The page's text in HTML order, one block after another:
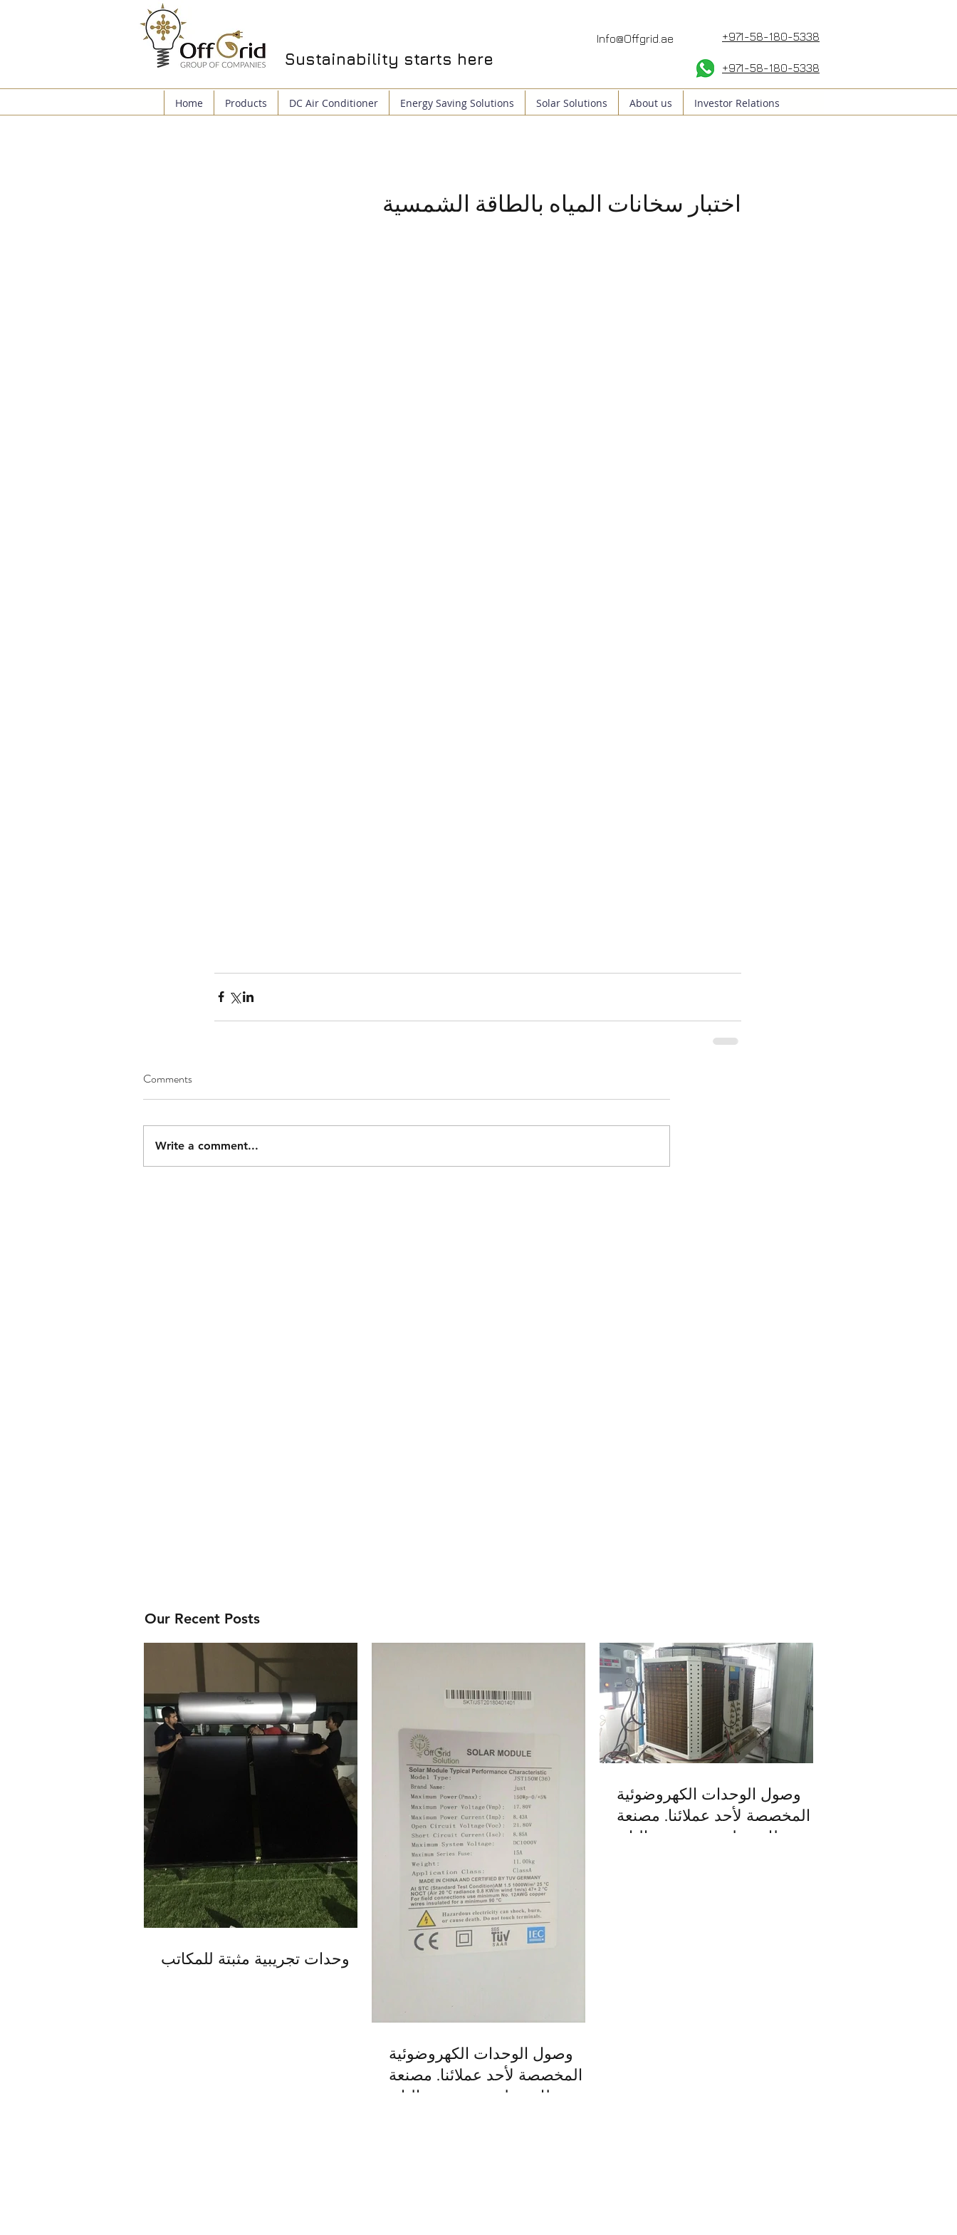
Sustainability starts here
Info@Offgrid.ae +971-58-180-5338
+971-58-180-5338
Home Products DC Air Conditioner Energy Saving Solutions Solar Solutions About us Investor Relations
Our Recent Posts
وحدات تجريبية مثبتة للمكاتب
وصول الوحدات الكهروضوئية
المخصصة لأحد عملائنا. مصنعة
ومغطات بطبقة مخصصة النانو
وصول الوحدات الكهروضوئية
المخصصة لأحد عملائنا. مصنعة
ومغطات بطبقة مخصصة النانو
اختبار سخانات المياه بالطاقة الشمسية
Comments
Write a comment...